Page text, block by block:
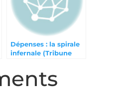
Dépenses : la spirale
infernale (Tribune